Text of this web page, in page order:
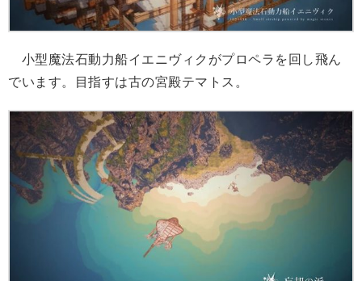
小型魔法石動力船イエニヴィクがプロペラを回し飛ん
でいます。目指すは古の宮殿テマトス。